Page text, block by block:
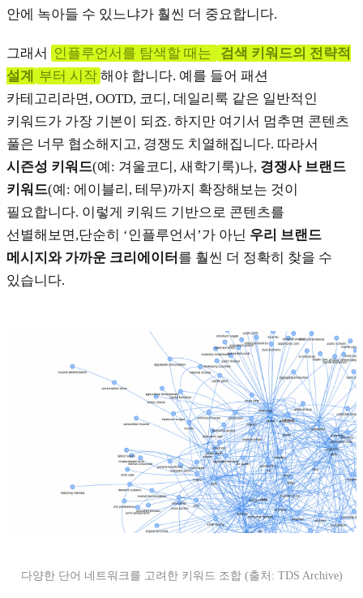
안에 녹아들 수 있느냐가 훨씬 더 중요합니다.
그래서 인플루언서를 탐색할 때는
검색 키워드의 전략적
설계
부터 시작 해야 합니다. 예를 들어 패션
카테고리라면, OOTD, 코디, 데일리룩 같은 일반적인
키워드가 가장 기본이 되죠. 하지만 여기서 멈추면 콘텐츠
풀은 너무 협소해지고, 경쟁도 치열해집니다. 따라서
시즌성 키워드(예: 겨울코디, 새학기룩)나, 경쟁사 브랜드
키워드(예: 에이블리, 테무)까지 확장해보는 것이
필요합니다. 이렇게 키워드 기반으로 콘텐츠를
선별해보면,단순히 ‘인플루언서’가 아닌 우리 브랜드
메시지와 가까운 크리에이터 를 훨씬 더 정확히 찾을 수
있습니다.
다양한 단어 네트워크를 고려한 키워드 조합 (출처: TDS Archive)